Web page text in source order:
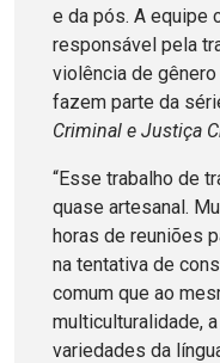
e da pós. A equipe
responsável pela
violência de
fazem parte da
Criminal e Justiça
“Esse trabalho de
quase artesanal.
horas de reuniões
na tentativa de
comum que ao
multiculturalidade,
variedades da